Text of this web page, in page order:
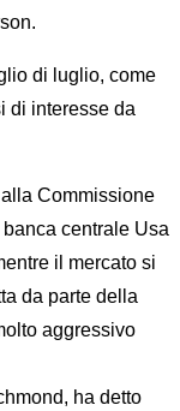
di luglio, come
di interesse da
alla Commissione
centrale Usa
il mercato si
da parte della
aggressivo
ha detto